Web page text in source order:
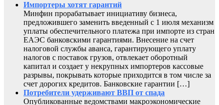
Импортеры хотят гарантий
Минфин прорабатывает инициативу бизнеса,
предложившего заменить введенный с 1 июля механизм
уплаты обеспечительного платежа при импорте из стран
ЕАЭС банковскими гарантиями. Внесение на счет
налоговой службы аванса, гарантирующего уплату
налогов с поставок грузов, отвлекает оборотный
капитал и создает у некрупных импортеров кассовые
разрывы, покрывать которые приходится в том числе за
счет дорогих кредитов. Банковские гарантии […]
Потребители удерживают ВВП от спада
Опубликованные ведомствами макроэкономические